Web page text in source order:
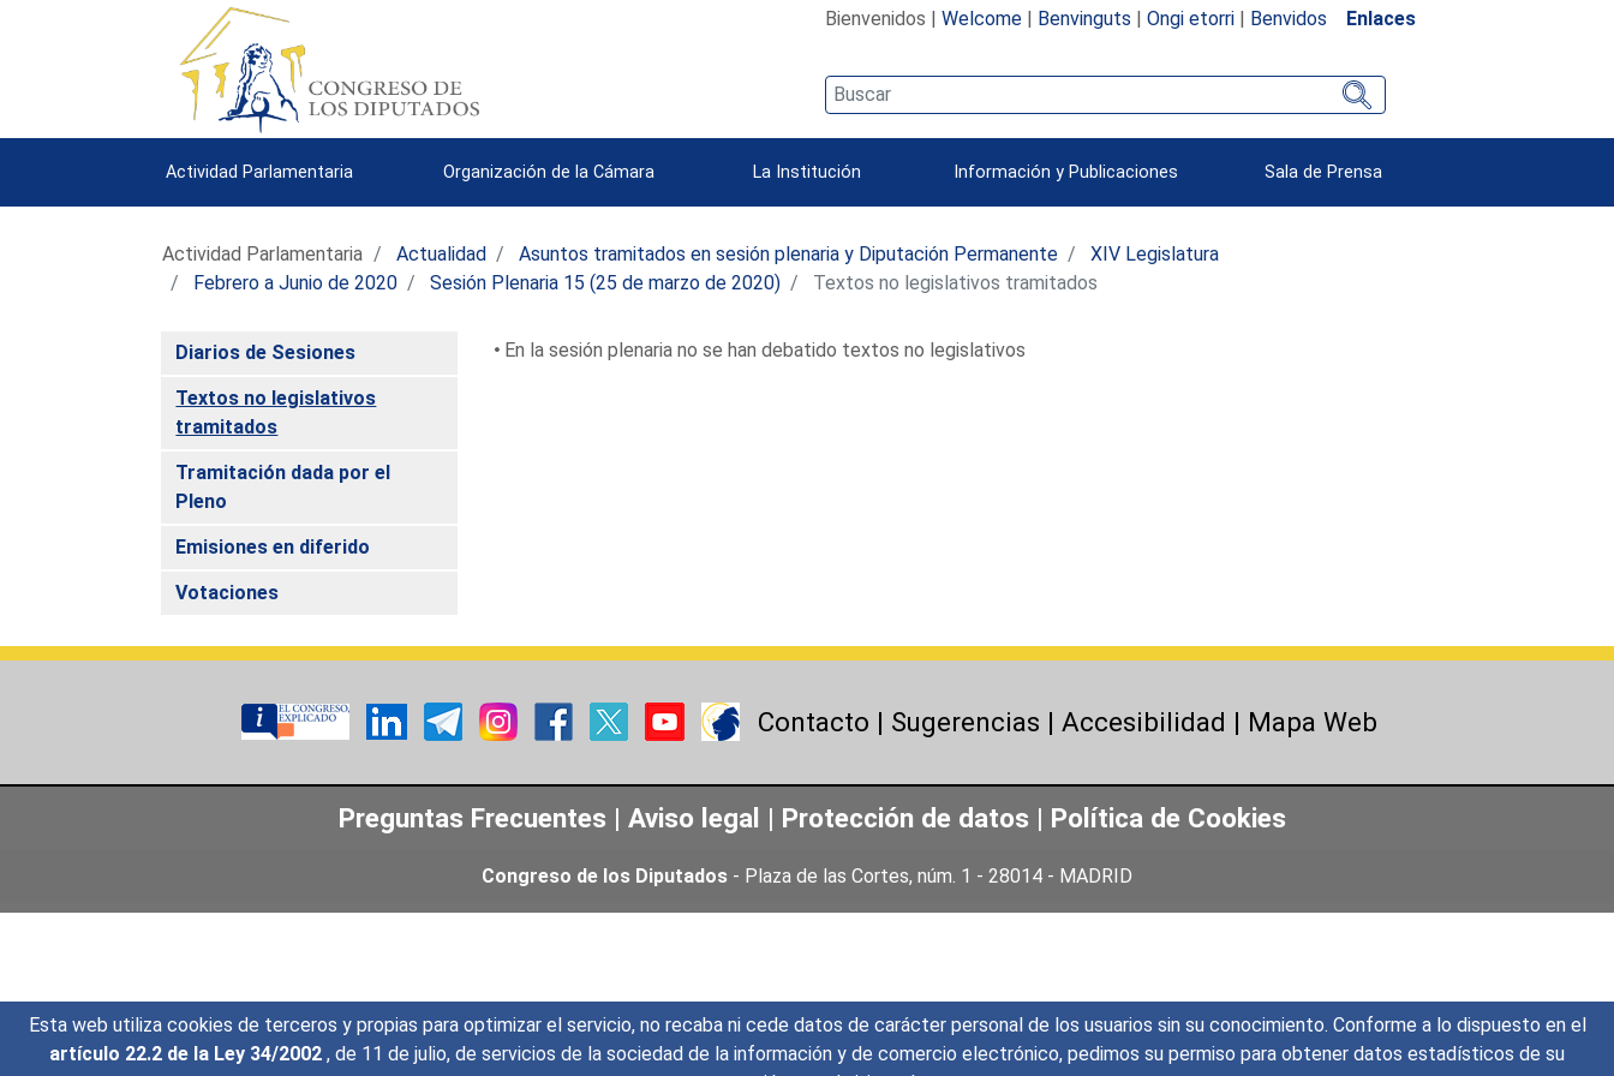
Esta web utiliza cookies de terceros y propias para optimizar el servicio, no recaba ni cede datos de carácter personal de los usuarios sin su conocimiento. Conforme a lo dispuesto en el
artículo 22.2 de la Ley 34/2002 , de 11 de julio, de servicios de la sociedad de la información y de comercio electrónico, pedimos su permiso para obtener datos estadísticos de su
Bienvenidos | Welcome| Benvinguts | Ongi etorri| Benvidos Enlaces
Actividad Parlamentaria Organización de la Cámara La Institución Información y Publicaciones Sala de Prensa
Actividad Parlamentaria Actualidad Asuntos tramitados en sesión plenaria y Diputación Permanente
XIV Legislatura
Febrero a Junio de 2020
Sesión Plenaria 15 (25 de marzo de 2020) Textos no legislativos tramitados
Diarios de Sesiones
Textos no legislativos
tramitados
Tramitación dada por el
Pleno
Emisiones en diferido
Votaciones
En la sesión plenaria no se han debatido textos no legislativos
Contacto | Sugerencias | Accesibilidad | Mapa Web
Preguntas Frecuentes | Aviso legal | Protección de datos | Política de Cookies
Congreso de los Diputados- Plaza de las Cortes, núm. 1 - 28014 - MADRID